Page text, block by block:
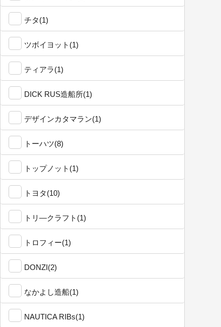
チタ(1)
ツボイヨット(1)
ティアラ(1)
DICK RUS造船所(1)
デザインカタマラン(1)
トーハツ(8)
トップノット(1)
トヨタ(10)
トリ―クラフト(1)
トロフィー(1)
DONZI(2)
なかよし造船(1)
NAUTICA RIBs(1)